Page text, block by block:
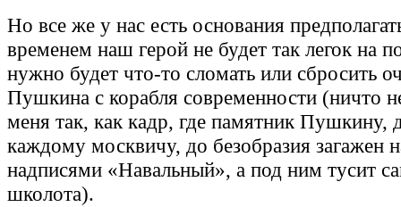
Но все же у нас есть основания
временем наш герой не будет так легок на
нужно будет что-то сломать или сбросить
Пушкина с корабля современности (ничто
меня так, как кадр, где памятник Пушкину,
каждому москвичу, до безобразия загажен
надписями «Навальный», а под ним тусит
школота).